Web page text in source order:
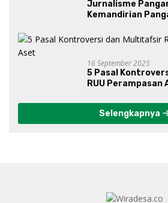
Jurnalisme
Kemandirian
16 September 2025
5 Pasal
RUU Perampasan
Selengkapnya